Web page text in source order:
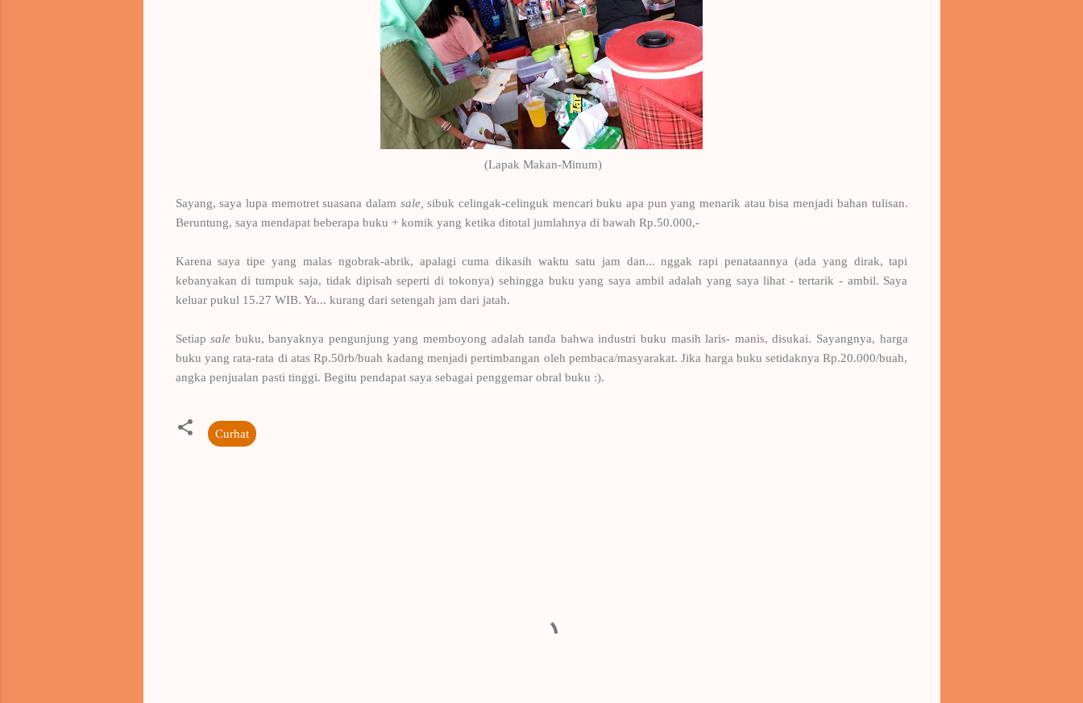
(Lapak Makan-Minum)
Sayang, saya lupa memotret suasana dalam sale,sibuk celingak-celinguk mencari buku apa pun yang menarik atau bisa menjadi bahan tulisan.
Beruntung, saya mendapat beberapa buku + komik yang ketika ditotal jumlahnya di bawah Rp.50.000,-
Karena saya tipe yang malas ngobrak-abrik, apalagi cuma dikasih waktu satu jam dan... nggak rapi penataannya (ada yang dirak, tapi
kebanyakan di tumpuk saja, tidak dipisah seperti di tokonya) sehingga buku yang saya ambil adalah yang saya lihat - tertarik - ambil. Saya
keluar pukul 15.27 WIB. Ya... kurang dari setengah jam dari jatah.
Setiapsale buku, banyaknya pengunjung yang memboyong adalah tanda bahwa industri buku masih laris- manis, disukai. Sayangnya, harga
buku yang rata-rata di atas Rp.50rb/buah kadang menjadi pertimbangan oleh pembaca/masyarakat. Jika harga buku setidaknya Rp.20.000/buah,
angka penjualan pasti tinggi. Begitu pendapat saya sebagai penggemar obral buku :).
Curhat